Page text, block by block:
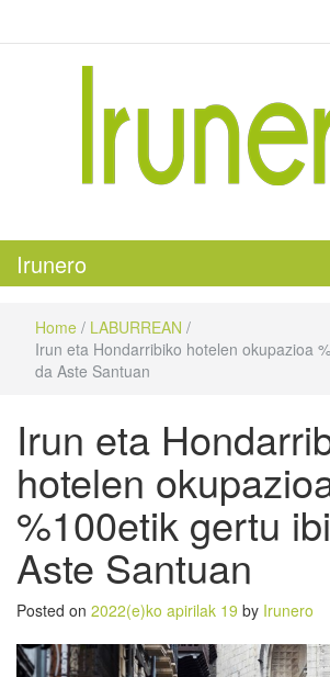
Irunero
Home / LABURREAN /
Irun eta Hondarribiko hotelen okupazioa
da Aste Santuan
Irun eta
hotelen
%100etik gertu
Aste Santuan
Posted on 2022(e)ko apirilak 19 by Irunero